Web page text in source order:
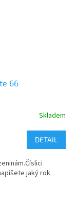
66
Skladem
DETAIL
jaký rok